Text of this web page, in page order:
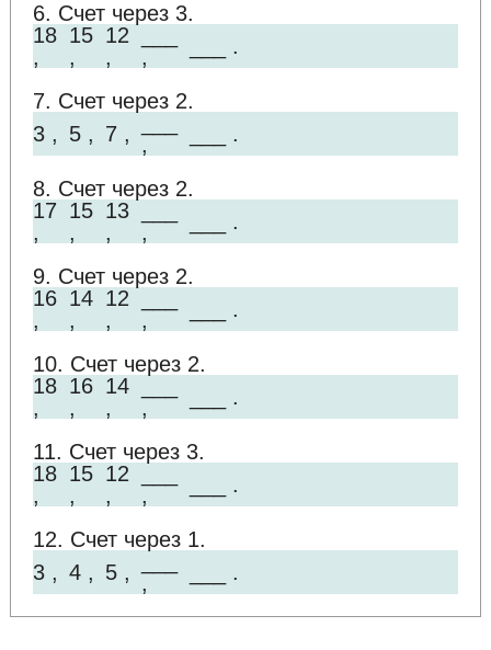
6. Счет через 3.
18
,
15
,
12
,
,
___ .
7. Счет через 2.
3 , 5 , 7 , ,
___ .
8. Счет через 2.
17
,
15
,
13
,
,
___ .
9. Счет через 2.
16
,
14
,
12
,
,
___ .
10. Счет через 2.
18
,
16
,
14
,
,
___ .
11. Счет через 3.
18
,
15
,
12
,
,
___ .
12. Счет через 1.
3 , 4 , 5 , ,
___ .